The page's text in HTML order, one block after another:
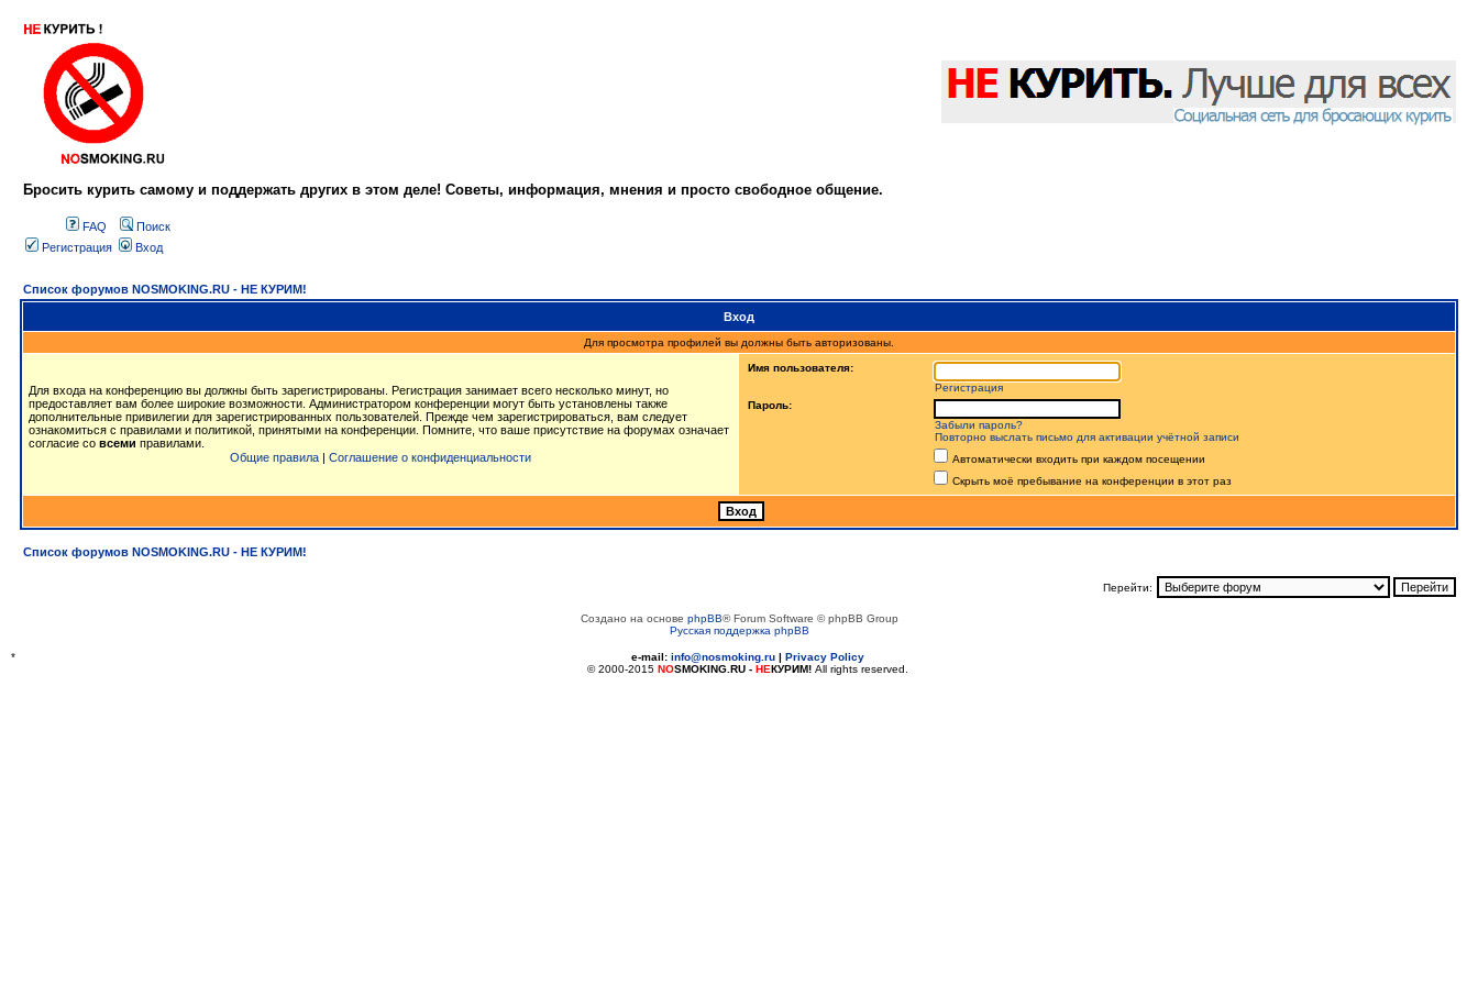
Бросить курить самому и поддержать других в этом деле! Советы, информация, мнения и просто свободное общение.
FAQ
Поиск
Регистрация
Вход
Список форумов NOSMOKING.RU - НЕ КУРИМ!
Вход
Для просмотра профилей вы должны быть авторизованы.
Для входа на конференцию вы должны быть зарегистрированы. Регистрация занимает всего несколько минут, но
предоставляет вам более широкие возможности. Администратором конференции могут быть установлены также
дополнительные привилегии для зарегистрированных пользователей. Прежде чем зарегистрироваться, вам следует
ознакомиться с правилами и политикой, принятыми на конференции. Помните, что ваше присутствие на форумах означает
согласие со всеми правилами.
Общие правила | Соглашение о конфиденциальности
Имя пользователя:
Регистрация
Пароль:
Забыли пароль?
Повторно выслать письмо для активации учётной записи
Автоматически входить при каждом посещении
Скрыть моё пребывание на конференции в этот раз
Список форумов NOSMOKING.RU - НЕ КУРИМ!
Перейти:
Создано на основе phpBB® Forum Software © phpBB Group
Русская поддержка phpBB
* e-mail: info@nosmoking.ru | Privacy Policy
© 2000-2015 NOSMOKING.RU - НЕКУРИМ! All rights reserved.